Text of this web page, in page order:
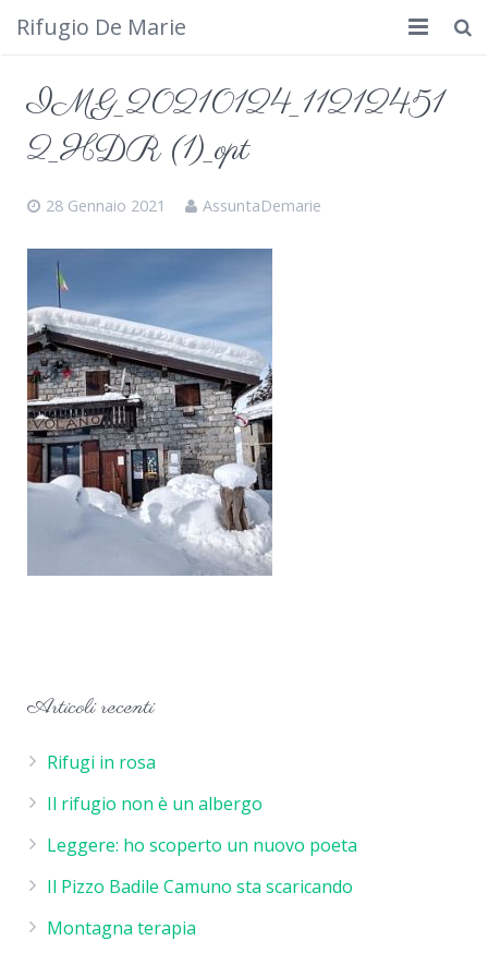
Rifugio De Marie
Dove siamo
Calendario
Foto
Cimbergo da vedere
Contatti
IMG_20210124_11212451
2_HDR (1)_opt
28 Gennaio 2021 AssuntaDemarie
Articoli recenti
Rifugi in rosa
Il rifugio non è un albergo
Leggere: ho scoperto un nuovo poeta
Il Pizzo Badile Camuno sta scaricando
Montagna terapia